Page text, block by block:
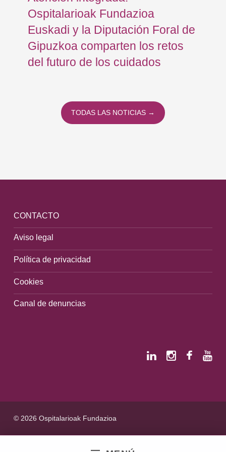
Ospitalarioak Fundazioa
Euskadi y la Diputación Foral de
Gipuzkoa comparten los retos
del futuro de los cuidados
TODAS LAS NOTICIAS →
CONTACTO
Aviso legal
Política de privacidad
Cookies
Canal de denuncias
© 2026 Ospitalarioak Fundazioa